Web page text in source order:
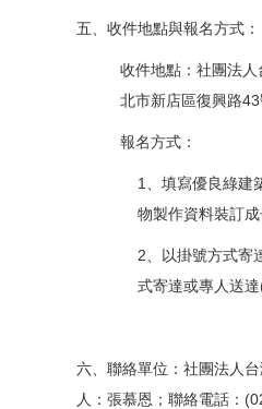
五、收件地點與報名方式：
收件地點：社團法
北市新店區復興路43
報名方式：
1、填寫優良綠建
物製作資料裝訂成
2、以掛號方式寄
式寄達或專人送達
六、聯絡單位：社團法人
人：張慕恩；聯絡電話：